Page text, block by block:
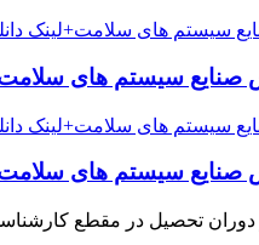
صنایع سیستم های
صنایع سیستم های
دوران تحصیل در مقطع